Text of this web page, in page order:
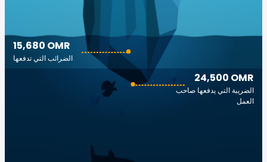
24,500 OMR
الضريبة التي يدفعها صاحب
العمل
15,680 OMR
الضرائب التي تدفعها